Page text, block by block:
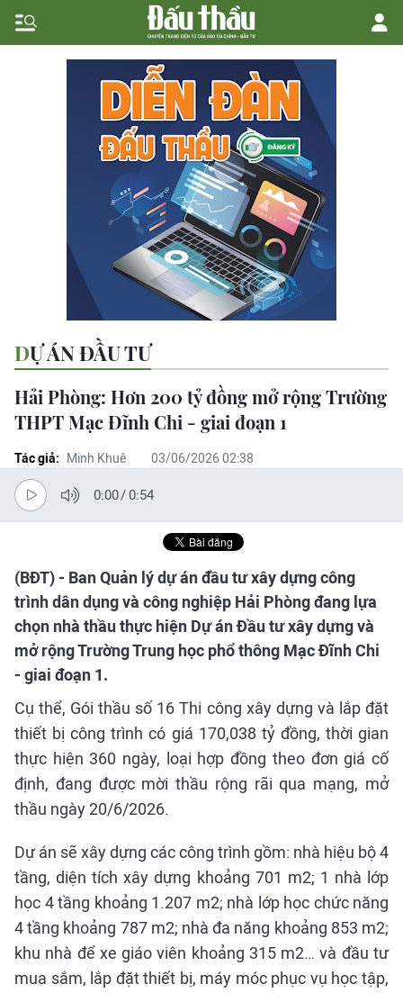
DỰ ÁN ĐẦU TƯ
Hải Phòng: Hơn 200 tỷ đồng mở rộng Trường
THPT Mạc Đĩnh Chi - giai đoạn 1
Tác giả: Minh Khuê 03/06/2026 02:38
0:00/0:54
(BĐT) - Ban Quản lý dự án đầu tư xây dựng công
trình dân dụng và công nghiệp Hải Phòng đang lựa
chọn nhà thầu thực hiện Dự án Đầu tư xây dựng và
mở rộng Trường Trung học phổ thông Mạc Đĩnh Chi
- giai đoạn 1.
Cụ thể, Gói thầu số 16 Thi công xây dựng và lắp đặt
thiết bị công trình có giá 170,038 tỷ đồng, thời gian
thực hiện 360 ngày, loại hợp đồng theo đơn giá cố
định, đang được mời thầu rộng rãi qua mạng, mở
thầu ngày 20/6/2026.
Dự án sẽ xây dựng các công trình gồm: nhà hiệu bộ 4
tầng, diện tích xây dựng khoảng 701 m2; 1 nhà lớp
học 4 tầng khoảng 1.207 m2; nhà lớp học chức năng
4 tầng khoảng 787 m2; nhà đa năng khoảng 853 m2;
khu nhà để xe giáo viên khoảng 315 m2… và đầu tư
mua sắm, lắp đặt thiết bị, máy móc phục vụ học tập,